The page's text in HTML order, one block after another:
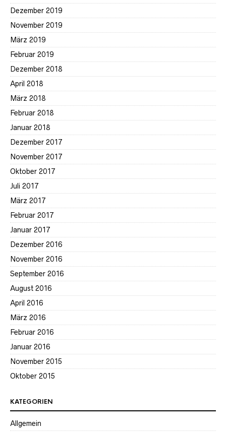
Dezember 2019
November 2019
März 2019
Februar 2019
Dezember 2018
April 2018
März 2018
Februar 2018
Januar 2018
Dezember 2017
November 2017
Oktober 2017
Juli 2017
März 2017
Februar 2017
Januar 2017
Dezember 2016
November 2016
September 2016
August 2016
April 2016
März 2016
Februar 2016
Januar 2016
November 2015
Oktober 2015
KATEGORIEN
Allgemein